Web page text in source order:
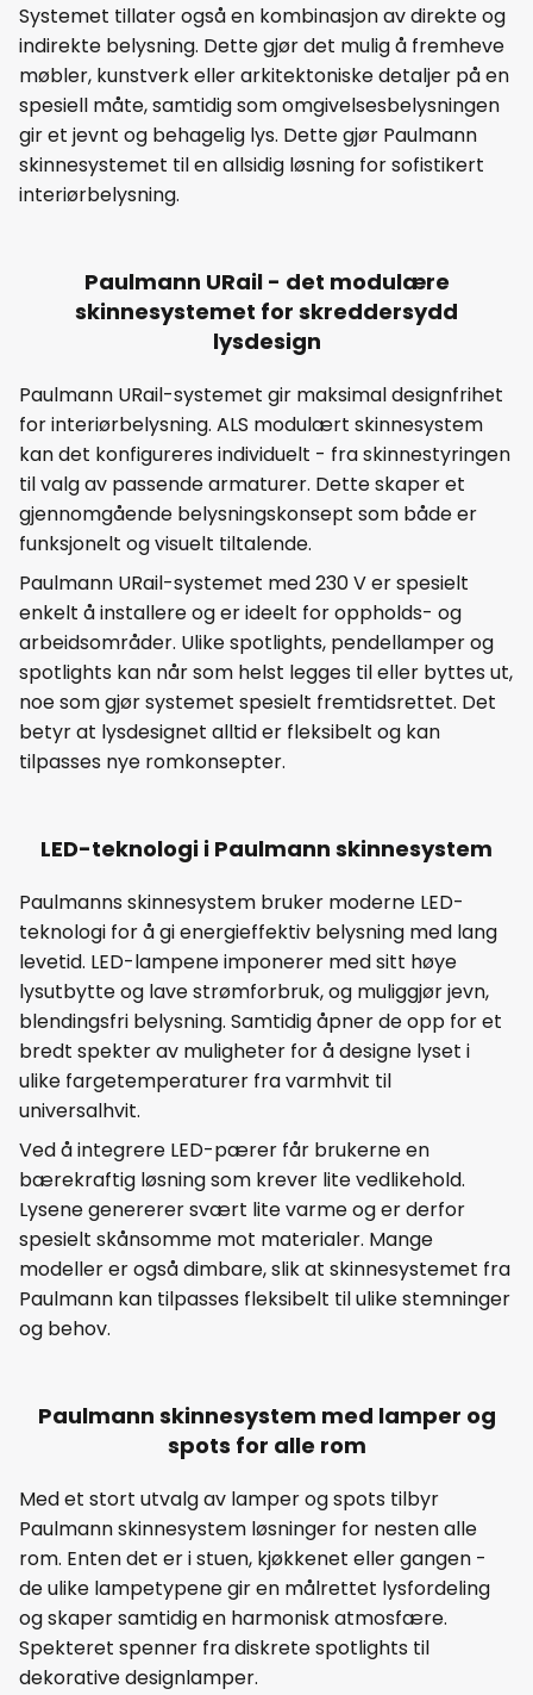
Systemet tillater også en kombinasjon av direkte og
indirekte belysning. Dette gjør det mulig å fremheve
møbler, kunstverk eller arkitektoniske detaljer på en
spesiell måte, samtidig som omgivelsesbelysningen
gir et jevnt og behagelig lys. Dette gjør Paulmann
skinnesystemet til en allsidig løsning for sofistikert
interiørbelysning.
Paulmann URail - det modulære
skinnesystemet for skreddersydd
lysdesign
Paulmann URail-systemet gir maksimal designfrihet
for interiørbelysning. ALS modulært skinnesystem
kan det konfigureres individuelt - fra skinnestyringen
til valg av passende armaturer. Dette skaper et
gjennomgående belysningskonsept som både er
funksjonelt og visuelt tiltalende.
Paulmann URail-systemet med 230 V er spesielt
enkelt å installere og er ideelt for oppholds- og
arbeidsområder. Ulike spotlights, pendellamper og
spotlights kan når som helst legges til eller byttes ut,
noe som gjør systemet spesielt fremtidsrettet. Det
betyr at lysdesignet alltid er fleksibelt og kan
tilpasses nye romkonsepter.
LED-teknologi i Paulmann skinnesystem
Paulmanns skinnesystem bruker moderne LED-
teknologi for å gi energieffektiv belysning med lang
levetid. LED-lampene imponerer med sitt høye
lysutbytte og lave strømforbruk, og muliggjør jevn,
blendingsfri belysning. Samtidig åpner de opp for et
bredt spekter av muligheter for å designe lyset i
ulike fargetemperaturer fra varmhvit til
universalhvit.
Ved å integrere LED-pærer får brukerne en
bærekraftig løsning som krever lite vedlikehold.
Lysene genererer svært lite varme og er derfor
spesielt skånsomme mot materialer. Mange
modeller er også dimbare, slik at skinnesystemet fra
Paulmann kan tilpasses fleksibelt til ulike stemninger
og behov.
Paulmann skinnesystem med lamper og
spots for alle rom
Med et stort utvalg av lamper og spots tilbyr
Paulmann skinnesystem løsninger for nesten alle
rom. Enten det er i stuen, kjøkkenet eller gangen -
de ulike lampetypene gir en målrettet lysfordeling
og skaper samtidig en harmonisk atmosfære.
Spekteret spenner fra diskrete spotlights til
dekorative designlamper.